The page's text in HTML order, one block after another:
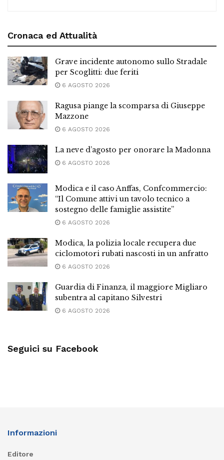
Cronaca ed Attualità
Grave incidente autonomo sullo Stradale
per Scoglitti: due feriti
6 AGOSTO 2026
Ragusa piange la scomparsa di Giuseppe
Mazzone
6 AGOSTO 2026
La neve d’agosto per onorare la Madonna
6 AGOSTO 2026
Modica e il caso Anffas, Confcommercio:
“Il Comune attivi un tavolo tecnico a
sostegno delle famiglie assistite”
6 AGOSTO 2026
Modica, la polizia locale recupera due
ciclomotori rubati nascosti in un anfratto
6 AGOSTO 2026
Guardia di Finanza, il maggiore Migliaro
subentra al capitano Silvestri
6 AGOSTO 2026
Seguici su Facebook
Informazioni
Editore